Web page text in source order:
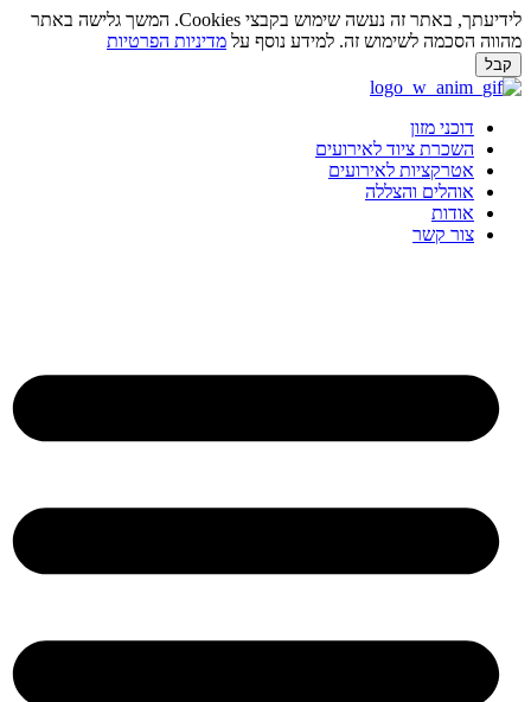
לידיעתך, באתר זה נעשה שימוש בקבצי Cookies. המשך גלישה באתר
הסכמה לשימוש זה. למידע נוסף עלמדיניות הפרטיות
קבל
דוכני מזון
השכרת ציוד לאירועים
אטרקציות לאירועים
אוהלים והצללה
אודות
צור קשר